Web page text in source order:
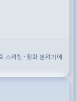
스위칭 · 황화 분위기에